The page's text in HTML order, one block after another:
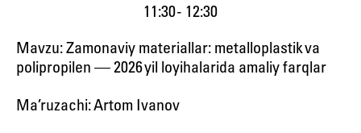
11:30 - 12:30
Mavzu: Zamonaviy materiallar: metalloplastik va
polipropilen — 2026 yil loyihalarida amaliy farqlar
Ma’ruzachi: Artom Ivanov